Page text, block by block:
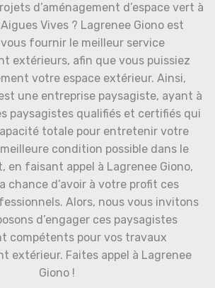
d’aménagement d’espace vert à
Vives ? Lagrenee Giono est
vous fournir le meilleur service
extérieurs, afin que vous puissiez
votre espace extérieur. Ainsi,
une entreprise paysagiste, ayant à
paysagistes qualifiés et certifiés qui
totale pour entretenir votre
condition possible dans le
en faisant appel à Lagrenee Giono,
chance d’avoir à votre profit ces
Alors, nous vous invitons
d’engager ces paysagistes
compétents pour vos travaux
extérieur. Faites appel à Lagrenee
Giono !